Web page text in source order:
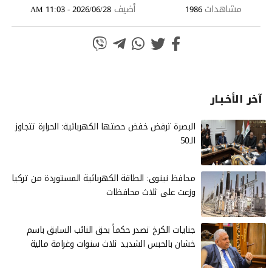
مشاهدات1986 أضيف 2026/06/28 - 11:03 AM
آخر الأخـبـار
البصرة ترفض خفض حصتها الكهربائية: الحرارة تتجاوز
الـ50
محافظ نينوى: الطاقة الكهربائية المستوردة من تركيا
وزعت على ثلاث محافظات
جنايات الكرخ تصدر حكماً بحق النائب السابق باسم
خشان بالحبس الشديد ثلاث سنوات وغرامة مالية